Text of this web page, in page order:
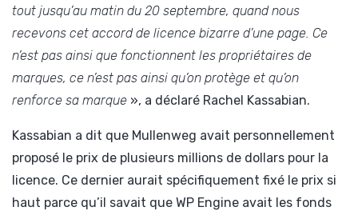
tout jusqu’au matin du 20 septembre, quand nous
recevons cet accord de licence bizarre d’une page. Ce
n’est pas ainsi que fonctionnent les propriétaires de
marques, ce n’est pas ainsi qu’on protège et qu’on
renforce sa marque », a déclaré Rachel Kassabian.
Kassabian a dit que Mullenweg avait personnellement
proposé le prix de plusieurs millions de dollars pour la
licence. Ce dernier aurait spécifiquement fixé le prix si
haut parce qu’il savait que WP Engine avait les fonds